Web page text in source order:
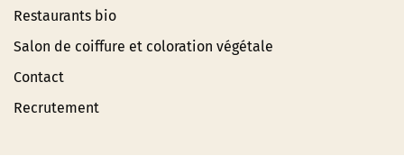
Restaurants bio
Salon de coiffure et coloration végétale
Contact
Recrutement